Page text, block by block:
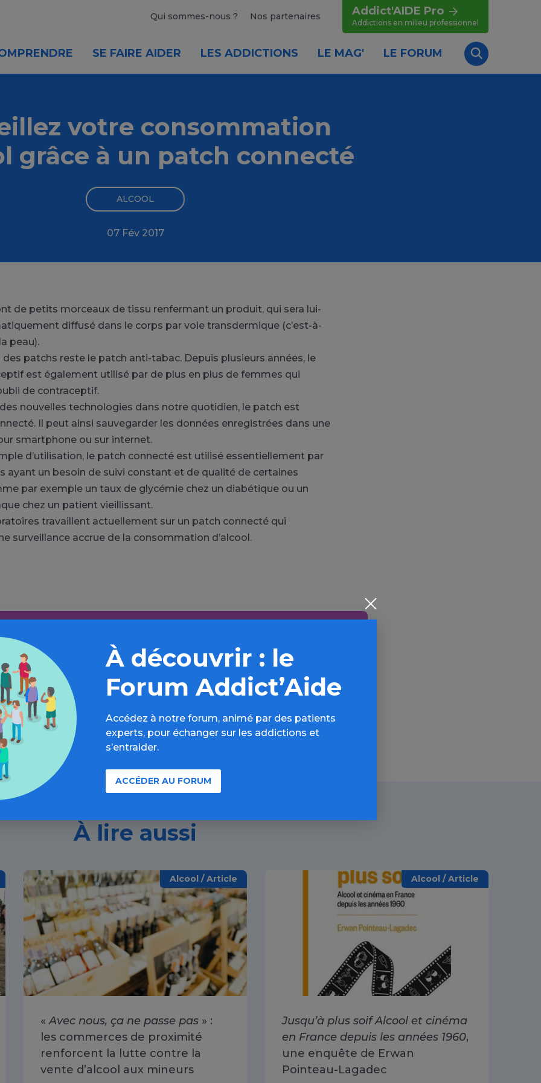
Qui sommes-nous ? Nos partenaires Addict'AIDE Pro
Addictions en milieu professionnel
SE FAIRE AIDER LES ADDICTIONS LE MAG' LE FORUM
Recherche
votre consommation
grâce à un patch connecté
ALCOOL
07 Fév 2017
de petits morceaux de tissu renfermant un produit, qui sera lui-
diffusé dans le corps par voie transdermique (c’est-à-
peau).
des patchs reste le patch anti-tabac. Depuis plusieurs années, le
est également utilisé par de plus en plus de femmes qui
de contraceptif.
des nouvelles technologies dans notre quotidien, le patch est
Il peut ainsi sauvegarder les données enregistrées dans une
smartphone ou sur internet.
d’utilisation, le patch connecté est utilisé essentiellement par
ayant un besoin de suivi constant et de qualité de certaines
par exemple un taux de glycémie chez un diabétique ou un
chez un patient vieillissant.
travaillent actuellement sur un patch connecté qui
surveillance accrue de la consommation d’alcool.
Aller plus loin sur l’espace Alcool
parcours d’évaluations, bonnes pratiques, FAQ,
annuaires, ressources, actualités...
À lire aussi
Alcool / Article
«Avec nous, ça ne passe pas » :
les commerces de proximité
renforcent la lutte contre la
vente d’alcool aux mineurs
Alcool / Article
Jusqu’à plus soif Alcool et cinéma
en France depuis les années 1960,
une enquête de Erwan
Pointeau-Lagadec
À découvrir : le
Forum Addict’Aide
Accédez à notre forum, animé par des patients
experts, pour échanger sur les addictions et
s’entraider.
ACCÉDER AU FORUM